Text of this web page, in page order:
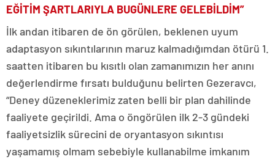
EĞİTİM ŞARTLARIYLA BUGÜNLERE GELEBİLDİM”
İlk andan itibaren de ön görülen, beklenen uyum
adaptasyon sıkıntılarının maruz kalmadığımdan ötürü 1.
saatten itibaren bu kısıtlı olan zamanımızın her anını
değerlendirme fırsatı bulduğunu belirten Gezeravcı,
“Deney düzeneklerimiz zaten belli bir plan dahilinde
faaliyete geçirildi. Ama o öngörülen ilk 2-3 gündeki
faaliyetsizlik sürecini de oryantasyon sıkıntısı
yaşamamış olmam sebebiyle kullanabilme imkanım